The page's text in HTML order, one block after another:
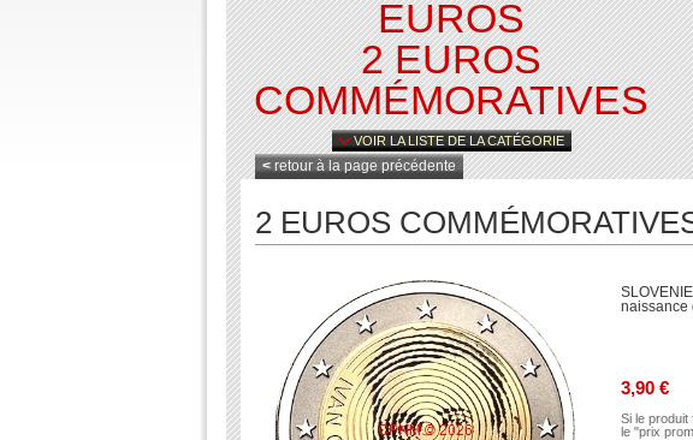
EUROS
2 EUROS
COMMÉMORATIVES
VOIR LA LISTE DE LA CATÉGORIE
< retour à la page précédente
2 EUROS
naissance
3,90 €
Si le produit
le "prix